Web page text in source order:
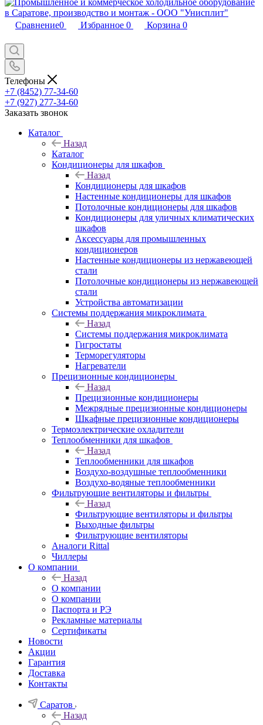
Сравнение0 Избранное 0 Корзина 0
Телефоны
+7 (8452) 77-34-60
+7 (927) 277-34-60
Заказать звонок
Каталог
Назад
Каталог
Кондиционеры для шкафов
Назад
Кондиционеры для шкафов
Настенные кондиционеры для шкафов
Потолочные кондиционеры для шкафов
Кондиционеры для уличных климатических
шкафов
Аксессуары для промышленных
кондиционеров
Настенные кондиционеры из нержавеющей
стали
Потолочные кондиционеры из нержавеющей
стали
Устройства автоматизации
Системы поддержания микроклимата
Назад
Системы поддержания микроклимата
Гигростаты
Терморегуляторы
Нагреватели
Прецизионные кондиционеры
Назад
Прецизионные кондиционеры
Mежрядные прецизионные кондиционеры
Шкафные прецизионные кондиционеры
Термоэлектрические охладители
Теплообменники для шкафов
Назад
Теплообменники для шкафов
Воздухо-воздушные теплообменники
Воздухо-водяные теплообменники
Фильтрующие вентиляторы и фильтры
Назад
Фильтрующие вентиляторы и фильтры
Выходные фильтры
Фильтрующие вентиляторы
Аналоги Rittal
Чиллеры
О компании
Назад
О компании
О компании
Паспорта и РЭ
Рекламные материалы
Сертификаты
Новости
Акции
Гарантия
Доставка
Контакты
Саратов
Назад